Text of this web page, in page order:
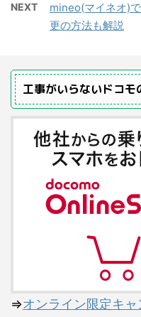
NEXT
mineo(マイネオ)
更の方法も解説
工事がいらないドコモ
⇒オンライン限定キ